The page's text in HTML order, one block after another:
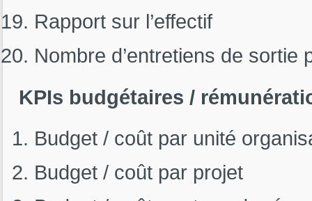
Rapport sur l’effectif
Nombre d’entretiens de sortie
KPIs budgétaires /
Budget / coût par unité
Budget / coût par projet